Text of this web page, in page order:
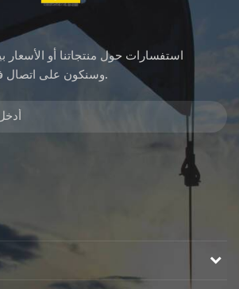
وسنكون على اتصال في غضون 24 ساعات.